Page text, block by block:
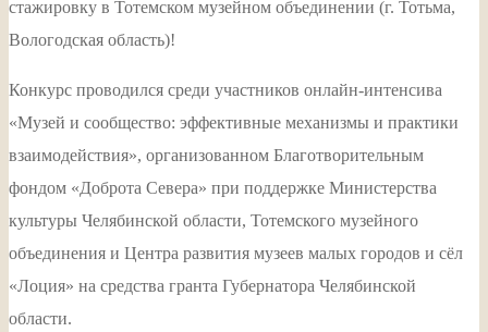
стажировку в Тотемском музейном объединении (г. Тотьма,
Вологодская область)!
Конкурс проводился среди участников онлайн-интенсива
«Музей и сообщество: эффективные механизмы и практики
взаимодействия», организованном Благотворительным
фондом «Доброта Севера» при поддержке Министерства
культуры Челябинской области, Тотемского музейного
объединения и Центра развития музеев малых городов и сёл
«Лоция» на средства гранта Губернатора Челябинской
области.